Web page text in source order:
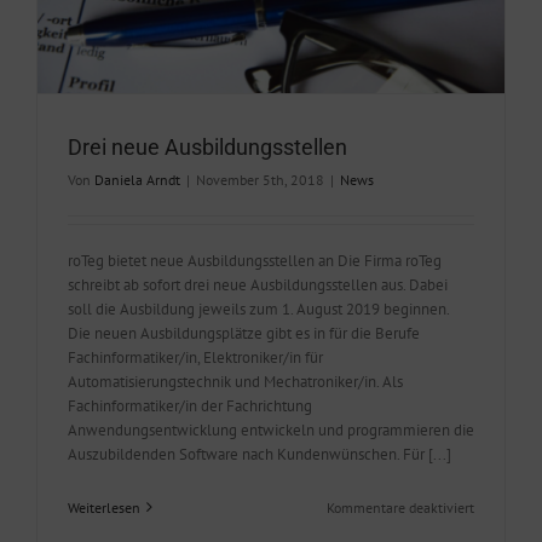
Drei neue Ausbildungsstellen
Von Daniela Arndt | November 5th, 2018 | News
roTeg bietet neue Ausbildungsstellen an Die Firma roTeg
schreibt ab sofort drei neue Ausbildungsstellen aus. Dabei
soll die Ausbildung jeweils zum 1. August 2019 beginnen.
Die neuen Ausbildungsplätze gibt es in für die Berufe
Fachinformatiker/in, Elektroniker/in für
Automatisierungstechnik und Mechatroniker/in. Als
Fachinformatiker/in der Fachrichtung
Anwendungsentwicklung entwickeln und programmieren die
Auszubildenden Software nach Kundenwünschen. Für [...]
Weiterlesen Kommentare deaktiviertfür